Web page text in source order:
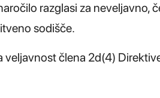
razglasi za neveljavno,
sodišče.
člena 2d(4)